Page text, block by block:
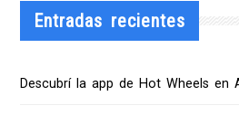
Entradas recientes
Descubrí la app de Hot Wheels en